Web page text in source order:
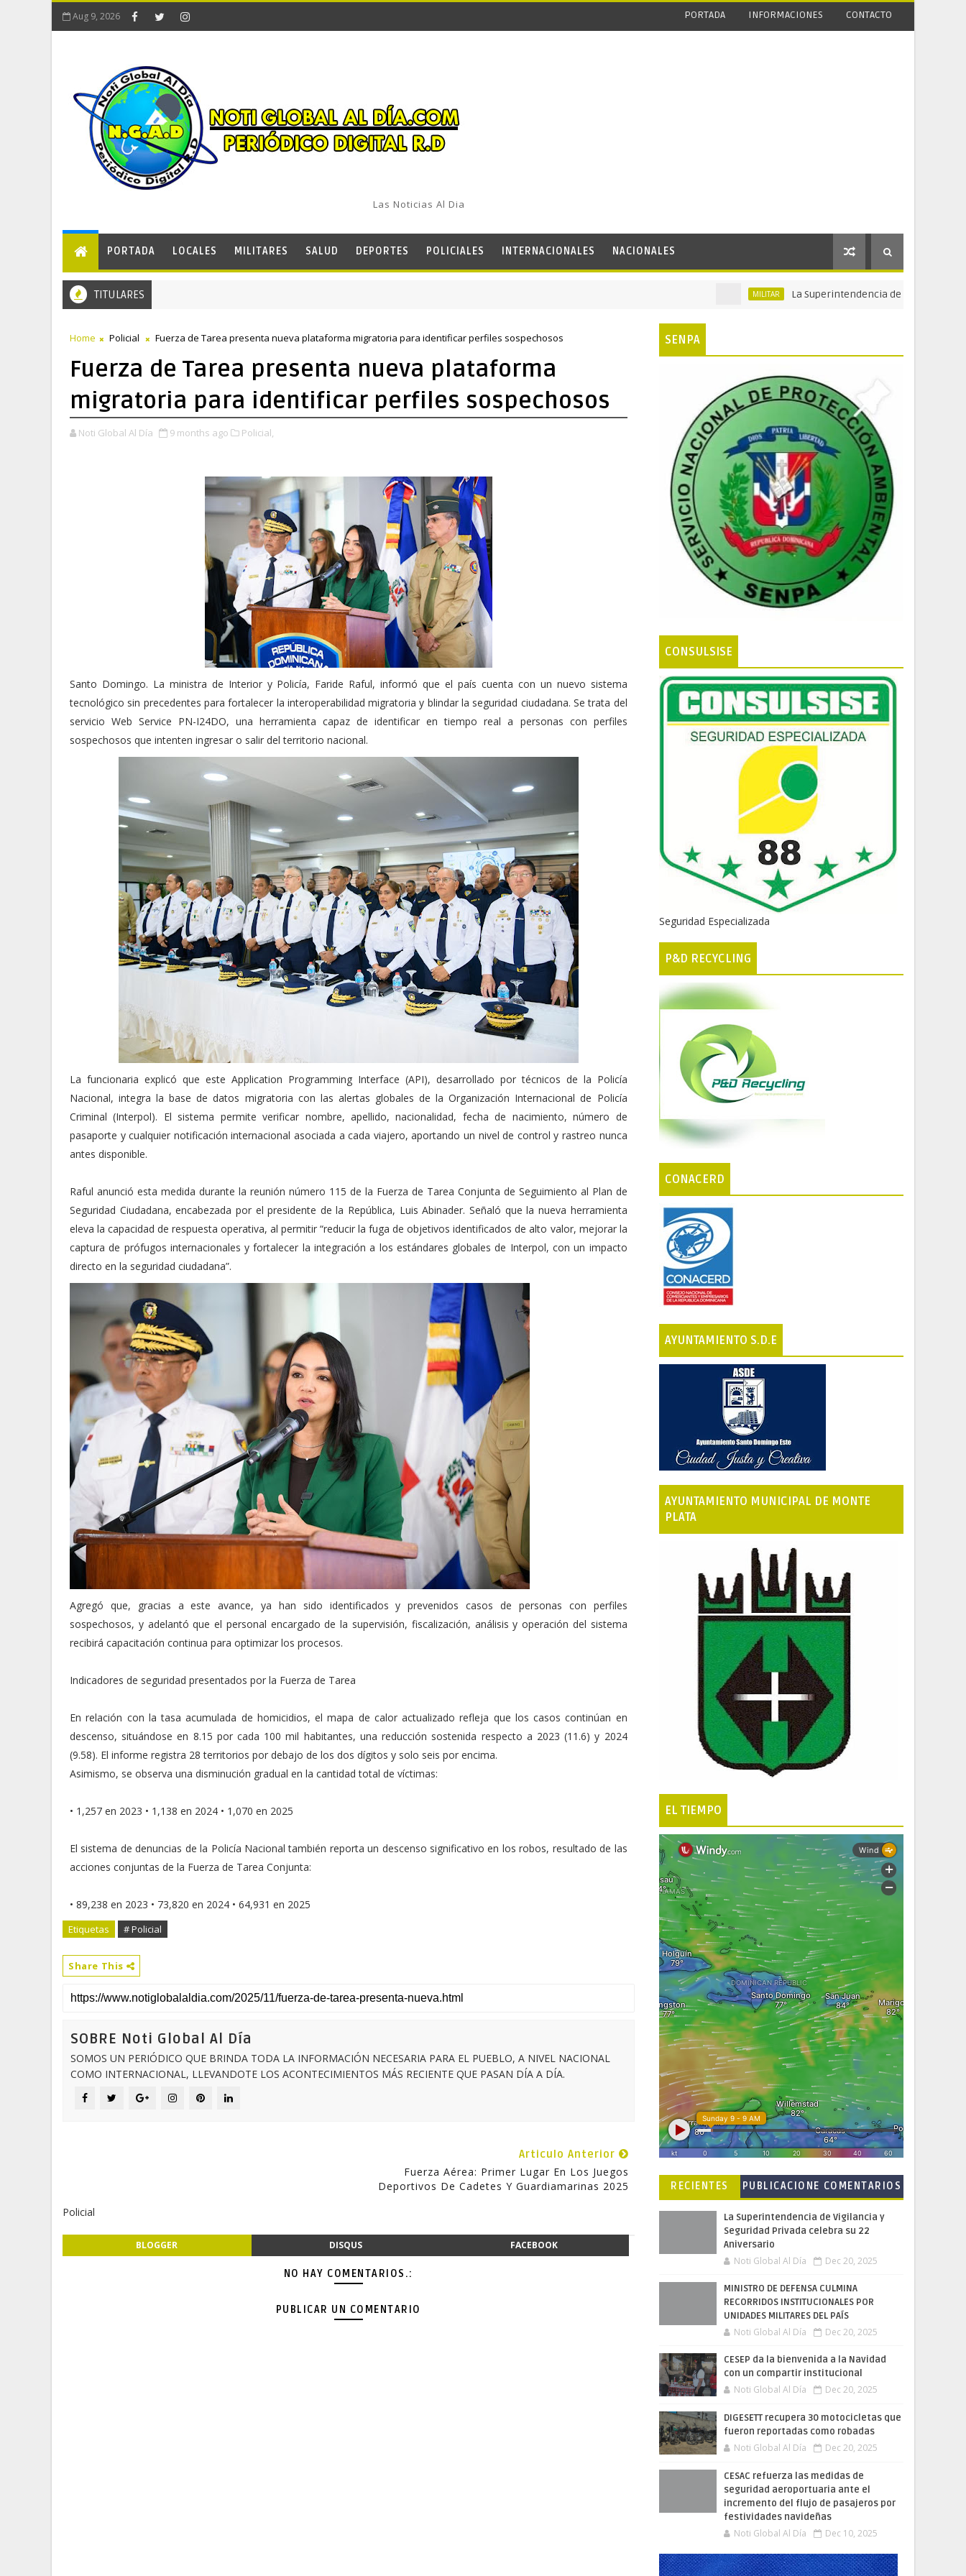
Aug 9, 2026 PORTADA INFORMACIONES CONTACTO
Las Noticias Al Dia
PORTADA LOCALES MILITARES SALUD DEPORTES POLICIALES INTERNACIONALES NACIONALES
TITULARES La Superintendencia de Vigilancia y
Home Policial Fuerza de Tarea presenta nueva plataforma migratoria para identificar perfiles sospechosos
Fuerza de Tarea presenta nueva plataforma
migratoria para identificar perfiles sospechosos
Noti Global Al Día 9 months ago Policial,
Santo Domingo. La ministra de Interior y Policía, Faride Raful, informó que el país cuenta con un nuevo sistema
tecnológico sin precedentes para fortalecer la interoperabilidad migratoria y blindar la seguridad ciudadana. Se trata del
servicio Web Service PN-I24DO, una herramienta capaz de identificar en tiempo real a personas con perfiles
sospechosos que intenten ingresar o salir del territorio nacional.
La funcionaria explicó que este Application Programming Interface (API), desarrollado por técnicos de la Policía
Nacional, integra la base de datos migratoria con las alertas globales de la Organización Internacional de Policía
Criminal (Interpol). El sistema permite verificar nombre, apellido, nacionalidad, fecha de nacimiento, número de
pasaporte y cualquier notificación internacional asociada a cada viajero, aportando un nivel de control y rastreo nunca
antes disponible.
Raful anunció esta medida durante la reunión número 115 de la Fuerza de Tarea Conjunta de Seguimiento al Plan de
Seguridad Ciudadana, encabezada por el presidente de la República, Luis Abinader. Señaló que la nueva herramienta
eleva la capacidad de respuesta operativa, al permitir “reducir la fuga de objetivos identificados de alto valor, mejorar la
captura de prófugos internacionales y fortalecer la integración a los estándares globales de Interpol, con un impacto
directo en la seguridad ciudadana”.
Agregó que, gracias a este avance, ya han sido identificados y prevenidos casos de personas con perfiles
sospechosos, y adelantó que el personal encargado de la supervisión, fiscalización, análisis y operación del sistema
recibirá capacitación continua para optimizar los procesos.
Indicadores de seguridad presentados por la Fuerza de Tarea
En relación con la tasa acumulada de homicidios, el mapa de calor actualizado refleja que los casos continúan en
descenso, situándose en 8.15 por cada 100 mil habitantes, una reducción sostenida respecto a 2023 (11.6) y 2024
(9.58). El informe registra 28 territorios por debajo de los dos dígitos y solo seis por encima.
Asimismo, se observa una disminución gradual en la cantidad total de víctimas:
• 1,257 en 2023 • 1,138 en 2024 • 1,070 en 2025
El sistema de denuncias de la Policía Nacional también reporta un descenso significativo en los robos, resultado de las
acciones conjuntas de la Fuerza de Tarea Conjunta:
• 89,238 en 2023 • 73,820 en 2024 • 64,931 en 2025
Etiquetas # Policial
Share This
SOBRE Noti Global Al Día
SOMOS UN PERIÓDICO QUE BRINDA TODA LA INFORMACIÓN NECESARIA PARA EL PUEBLO, A NIVEL NACIONAL
COMO INTERNACIONAL, LLEVANDOTE LOS ACONTECIMIENTOS MÁS RECIENTE QUE PASAN DÍA A DÍA.
Articulo Anterior
Fuerza Aérea: Primer Lugar En Los Juegos
Deportivos De Cadetes Y Guardiamarinas 2025
Policial
BLOGGER DISQUS FACEBOOK
NO HAY COMENTARIOS.:
PUBLICAR UN COMENTARIO
SENPA
CONSULSISE
Seguridad Especializada
P&D RECYCLING
CONACERD
AYUNTAMIENTO S.D.E
AYUNTAMIENTO MUNICIPAL DE MONTE
PLATA
EL TIEMPO
RECIENTES
PUBLICACIONE COMENTARIOS
La Superintendencia de Vigilancia y
Seguridad Privada celebra su 22
Aniversario
Noti Global Al Día Dec 20, 2025
MINISTRO DE DEFENSA CULMINA
RECORRIDOS INSTITUCIONALES POR
UNIDADES MILITARES DEL PAÍS
Noti Global Al Día Dec 20, 2025
CESEP da la bienvenida a la Navidad
con un compartir institucional
Noti Global Al Día Dec 20, 2025
DIGESETT recupera 30 motocicletas que
fueron reportadas como robadas
Noti Global Al Día Dec 20, 2025
CESAC refuerza las medidas de
seguridad aeroportuaria ante el
incremento del flujo de pasajeros por
festividades navideñas
Noti Global Al Día Dec 10, 2025